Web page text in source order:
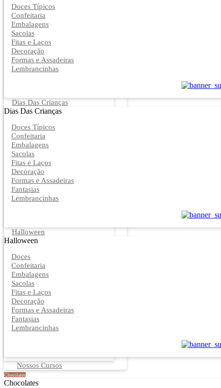
Doces Típicos
Confeitaria
Embalagens
Sacolas
Fitas e Laços
Decoração
Formas e Assadeiras
Lembrancinhas
Dias Das Crianças
Dias Das Crianças
Doces Típicos
Confeitaria
Embalagens
Sacolas
Fitas e Laços
Decoração
Formas e Assadeiras
Fantasias
Lembrancinhas
Halloween
Halloween
Doces
Confeitaria
Embalagens
Sacolas
Fitas e Laços
Decoração
Formas e Assadeiras
Fantasias
Lembrancinhas
Nossos Cursos
Chocolates
Chocolates